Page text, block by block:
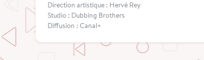
Direction artistique : Hervé Rey
Studio : Dubbing Brothers
Diffusion : Canal+